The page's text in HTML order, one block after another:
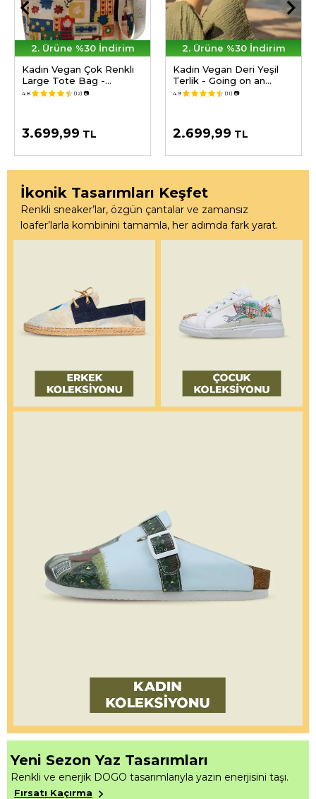
2. Ürüne %30 İndirim
Kadın Vegan Çok Renkli
Large Tote Bag -
Anatolian Patterns
4.8 (12) 📷
3.699,99 TL
2. Ürüne %30 İndirim
Kadın Vegan Deri Yeşil
Terlik - Going on an
Adventure Tasarım
4.9 (11) 📷
2.699,99 TL
İkonik Tasarımları Keşfet
Renkli sneaker’lar, özgün çantalar ve zamansız
loafer’larla kombinini tamamla, her adımda fark yarat.
Yeni Sezon Yaz Tasarımları
Renkli ve enerjik DOGO tasarımlarıyla yazın enerjisini taşı.
Fırsatı Kaçırma